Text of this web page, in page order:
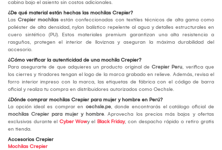
cabina bajo el asiento sin costos adicionales.
¿De qué material están hechas las mochilas Crepier?
Las Crepier mochilas están confeccionadas con textiles técnicos de alta gama como
poliéster de alta densidad, nylon balístico repelente al agua y detalles estructurales en
cuero sintético (PU). Estos materiales premium garantizan una alta resistencia a
rasguños, protegen el interior de lloviznas y aseguran la máxima durabilidad del
accesorio.
¿Cómo verificar la autenticidad de una mochila Crepier?
Para asegurarte de que adquieres un producto original de Crepier Peru, verifica que
los cierres y tiradores tengan el logo de la marca grabado en relieve. Además, revisa el
forro interior impreso con la marca, las etiquetas de fábrica con el código de barra
oficial y realiza tu compra en distribuidores autorizados como Oechsle.
¿Dónde comprar mochilas Crepier para mujer y hombre en Perú?
La opción ideal es comprar en oechsle.pe, donde encontrarás el catálogo oficial de
mochilas Crepier para mujer y hombre. Aprovecha los precios más bajos y ofertas
exclusivas durante el Cyber Wowy el Black Friday, con despacho rápido o retiro gratis
en tienda.
Accesorios Crepier
Mochilas Crepier